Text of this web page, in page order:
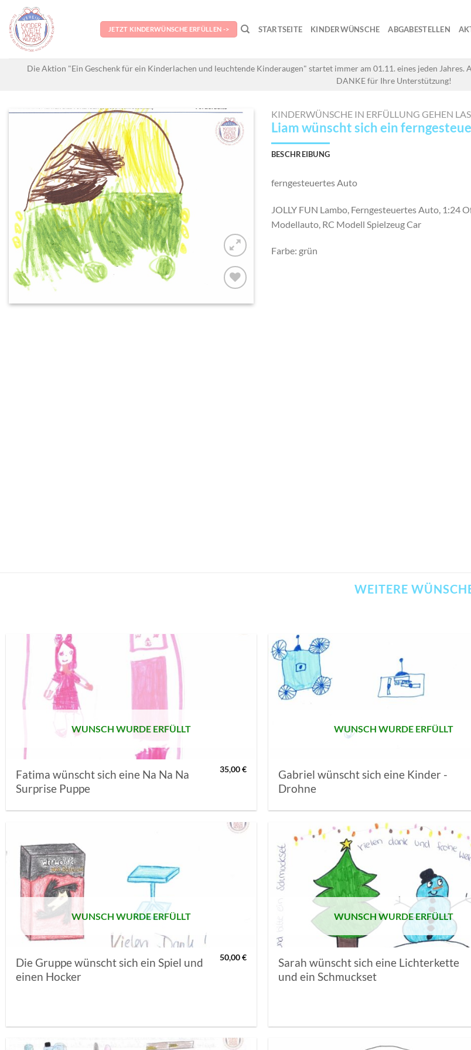
content
JETZT KINDERWÜNSCHE ERFÜLLEN -> STARTSEITE KINDERWÜNSCHE ABGABESTELLEN
Die Aktion "Ein Geschenk für ein Kinderlachen und leuchtende Kinderaugen" startet immer am 01.11. eines jeden Jahres.
DANKE für Ihre Unterstützung!
AUF MEINE
KINDERWÜNSCHE IN ERFÜLLUNG GEHEN
Liam wünscht sich ein
BESCHREIBUNG
ferngesteuertes Auto
JOLLY FUN Lambo, Ferngesteuertes Auto, 1:24
Modellauto, RC Modell Spielzeug Car
Farbe: grün
WEITERE
WUNSCH WURDE ERFÜLLT
Fatima wünscht sich eine Na Na Na
Surprise Puppe
35,00€
WUNSCH WURDE ERFÜLLT
Gabriel wünscht sich eine Kinder -
Drohne
WUNSCH WURDE ERFÜLLT
Die Gruppe wünscht sich ein Spiel und
einen Hocker
50,00€
WUNSCH WURDE ERFÜLLT
Sarah wünscht sich eine Lichterkette
und ein Schmuckset